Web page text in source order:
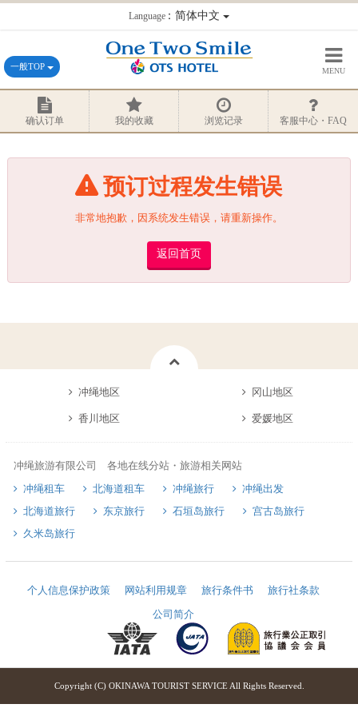
Language：简体中文
一般TOP MENU
确认订单 我的收藏 浏览记录 客服中心・FAQ
预订过程发生错误
非常地抱歉，因系统发生错误，请重新操作。
返回首页
冲绳地区 冈山地区
香川地区 爱媛地区
冲绳旅游有限公司 各地在线分站・旅游相关网站
冲绳租车
北海道租车 冲绳旅行
冲绳出发
北海道旅行
东京旅行 石垣岛旅行
宫古岛旅行
久米岛旅行
个人信息保护政策 网站利用规章 旅行条件书
旅行社条款
公司简介
Copyright (C) OKINAWA TOURIST SERVICE All Rights Reserved.